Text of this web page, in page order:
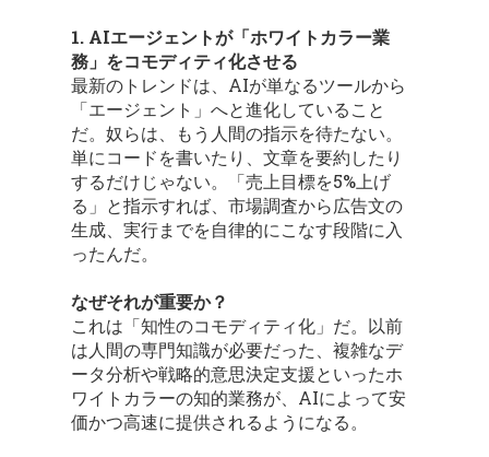
1. AIエージェントが「ホワイトカラー業
務」をコモディティ化させる
最新のトレンドは、AIが単なるツールから
「エージェント」へと進化していること
だ。奴らは、もう人間の指示を待たない。
単にコードを書いたり、文章を要約したり
するだけじゃない。「売上目標を5%上げ
る」と指示すれば、市場調査から広告文の
生成、実行までを自律的にこなす段階に入
ったんだ。
なぜそれが重要か？
これは「知性のコモディティ化」だ。以前
は人間の専門知識が必要だった、複雑なデ
ータ分析や戦略的意思決定支援といったホ
ワイトカラーの知的業務が、AIによって安
価かつ高速に提供されるようになる。